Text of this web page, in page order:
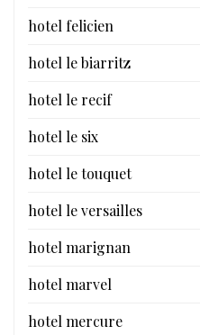
hotel felicien
hotel le biarritz
hotel le recif
hotel le six
hotel le touquet
hotel le versailles
hotel marignan
hotel marvel
hotel mercure